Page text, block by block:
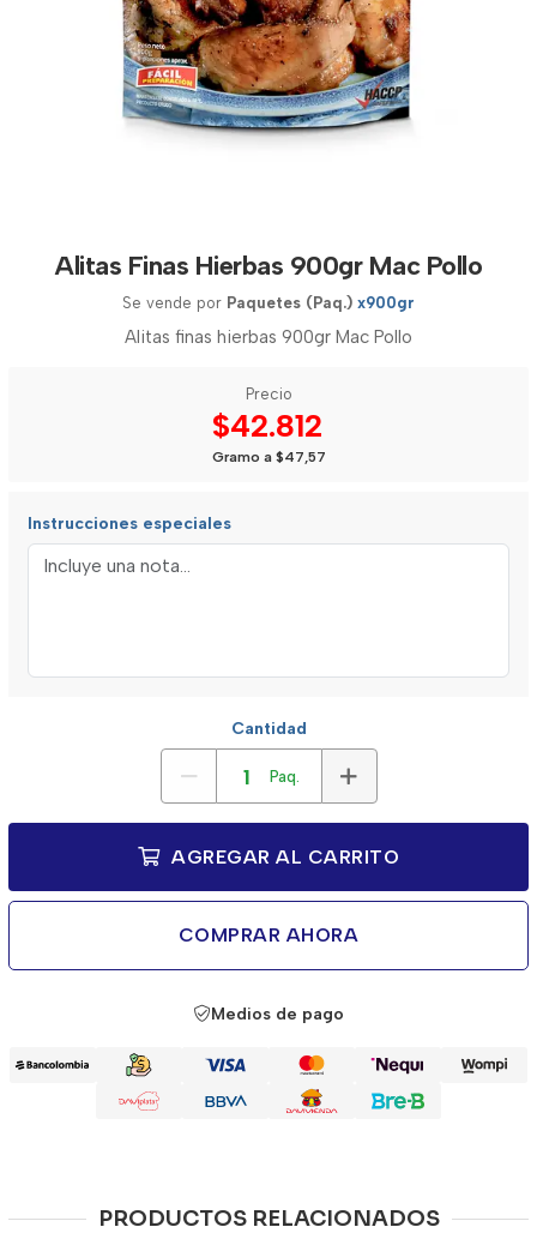
Alitas Finas Hierbas 900gr Mac Pollo
Se vende por Paquetes (Paq.) x900gr
Alitas finas hierbas 900gr Mac Pollo
Precio
$42.812
Gramo a $47,57
Instrucciones especiales
Cantidad
Paq.
AGREGAR AL CARRITO
COMPRAR AHORA
Medios de pago
PRODUCTOS RELACIONADOS